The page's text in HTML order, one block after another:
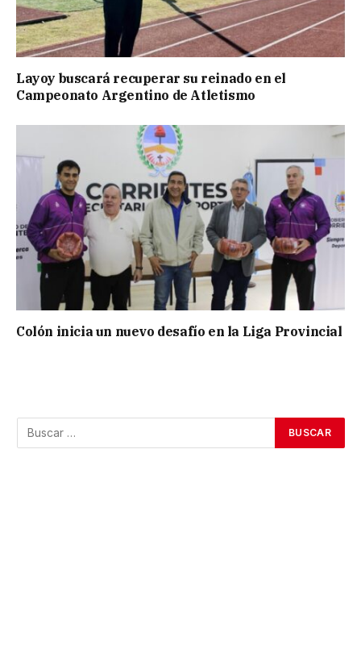
Layoy buscará recuperar su reinado en el
Campeonato Argentino de Atletismo
Colón inicia un nuevo desafío en la Liga Provincial